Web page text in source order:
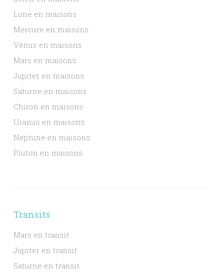
Lune en maisons
Mercure en maisons
Vénus en maisons
Mars en maisons
Jupiter en maisons
Saturne en maisons
Chiron en maisons
Uranus en maisons
Neptune en maisons
Pluton en maisons
Transits
Mars en transit
Jupiter en transit
Saturne en transit